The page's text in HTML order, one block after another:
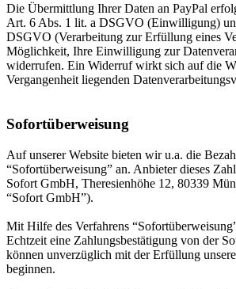
Die Übermittlung Ihrer Daten an PayPal
Art. 6 Abs. 1 lit. a DSGVO (Einwilligung)
DSGVO (Verarbeitung zur Erfüllung eines
Möglichkeit, Ihre Einwilligung zur
widerrufen. Ein Widerruf wirkt sich auf die
Vergangenheit liegenden
Sofortüberweisung
Auf unserer Website bieten wir u.a. die
“Sofortüberweisung” an. Anbieter dieses
Sofort GmbH, Theresienhöhe 12, 80339
“Sofort GmbH”).
Mit Hilfe des Verfahrens
Echtzeit eine Zahlungsbestätigung von der
können unverzüglich mit der Erfüllung
beginnen.